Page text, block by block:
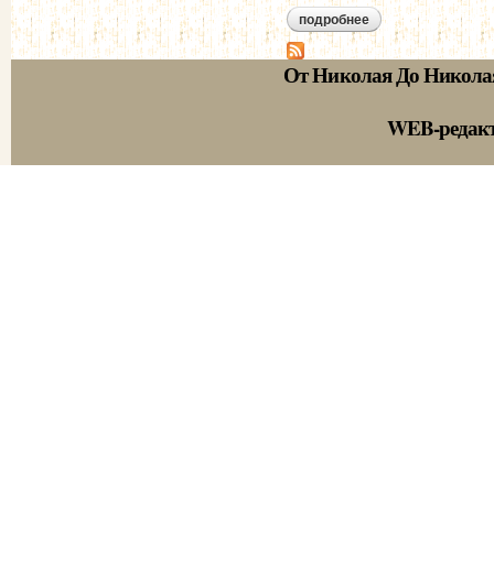
подробнее о из положения
От Николая До
WEB-